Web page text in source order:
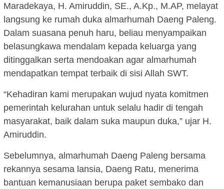
Maradekaya, H. Amiruddin, SE., A.Kp., M.AP, melayat
langsung ke rumah duka almarhumah Daeng Paleng.
Dalam suasana penuh haru, beliau menyampaikan
belasungkawa mendalam kepada keluarga yang
ditinggalkan serta mendoakan agar almarhumah
mendapatkan tempat terbaik di sisi Allah SWT.
“Kehadiran kami merupakan wujud nyata komitmen
pemerintah kelurahan untuk selalu hadir di tengah
masyarakat, baik dalam suka maupun duka,” ujar H.
Amiruddin.
Sebelumnya, almarhumah Daeng Paleng bersama
rekannya sesama lansia, Daeng Ratu, menerima
bantuan kemanusiaan berupa paket sembako dan